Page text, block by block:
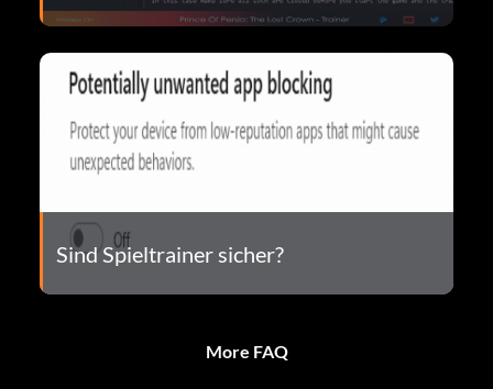
Sind Spieltrainer sicher?
More FAQ